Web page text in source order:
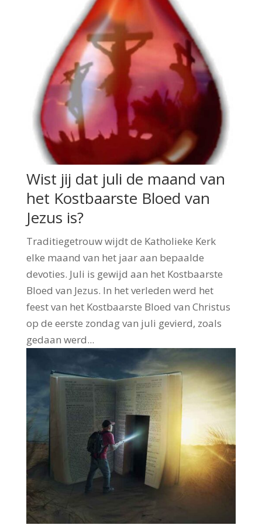
Wist jij dat juli de maand van
het Kostbaarste Bloed van
Jezus is?
Traditiegetrouw wijdt de Katholieke Kerk
elke maand van het jaar aan bepaalde
devoties. Juli is gewijd aan het Kostbaarste
Bloed van Jezus. In het verleden werd het
feest van het Kostbaarste Bloed van Christus
op de eerste zondag van juli gevierd, zoals
gedaan werd...